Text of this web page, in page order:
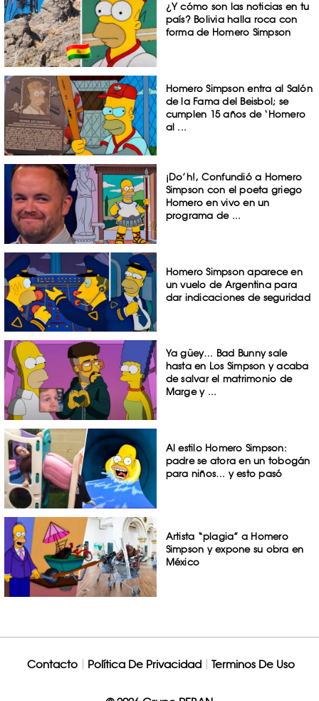
¿Y cómo son las noticias en tu
país? Bolivia halla roca con
forma de Homero Simpson
Homero Simpson entra al Salón
de la Fama del Beisbol; se
cumplen 15 años de ‘Homero
al ...
¡Do’h!, Confundió a Homero
Simpson con el poeta griego
Homero en vivo en un
programa de ...
Homero Simpson aparece en
un vuelo de Argentina para
dar indicaciones de seguridad
Ya güey… Bad Bunny sale
hasta en Los Simpson y acaba
de salvar el matrimonio de
Marge y ...
Al estilo Homero Simpson:
padre se atora en un tobogán
para niños… y esto pasó
Artista “plagia” a Homero
Simpson y expone su obra en
México
Contacto Política De Privacidad Terminos De Uso